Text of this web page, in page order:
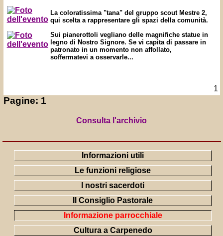
La coloratissima "tana" del gruppo scout Mestre 2,
qui scelta a rappresentare gli spazi della comunità.
Sui pianerottoli vegliano delle magnifiche statue in
legno di Nostro Signore. Se vi capita di passare in
patronato in un momento non affollato,
soffermatevi a osservarle...
1
Pagine: 1
Consulta l'archivio
Informazioni utili
Le funzioni religiose
I nostri sacerdoti
Il Consiglio Pastorale
Informazione parrocchiale
Cultura a Carpenedo